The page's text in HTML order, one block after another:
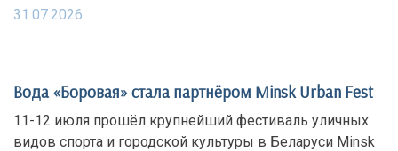
31.07.2026
Вода «Боровая» стала партнёром Minsk Urban Fest
11-12 июля прошёл крупнейший фестиваль уличных
видов спорта и городской культуры в Беларуси Minsk